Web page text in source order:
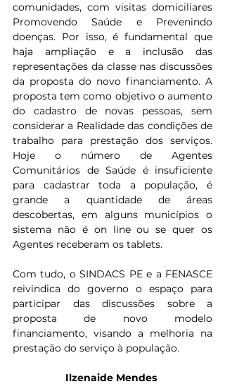
comunidades, com visitas domiciliares
Promovendo Saúde e Prevenindo
doenças. Por isso, é fundamental que
haja ampliação e a inclusão das
representações da classe nas discussões
da proposta do novo financiamento. A
proposta tem como objetivo o aumento
do cadastro de novas pessoas, sem
considerar a Realidade das condições de
trabalho para prestação dos serviços.
Hoje o número de Agentes
Comunitários de Saúde é insuficiente
para cadastrar toda a população, é
grande a quantidade de áreas
descobertas, em alguns municípios o
sistema não é on line ou se quer os
Agentes receberam os tablets.
Com tudo, o SINDACS PE e a FENASCE
reivindica do governo o espaço para
participar das discussões sobre a
proposta de novo modelo
financiamento, visando a melhoria na
prestação do serviço à população.
Ilzenaide Mendes